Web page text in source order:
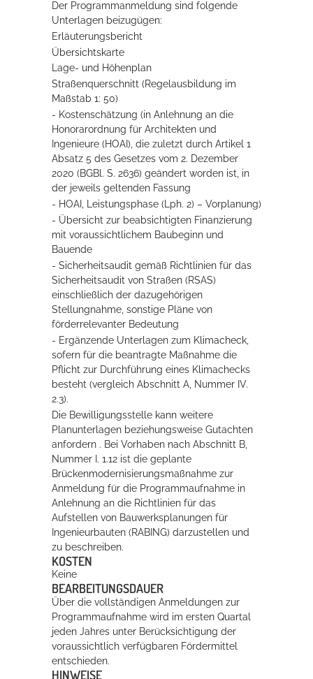
Der Programmanmeldung sind folgende
Unterlagen beizugügen:
Erläuterungsbericht
Übersichtskarte
Lage- und Höhenplan
Straßenquerschnitt (Regelausbildung im
Maßstab 1: 50)
- Kostenschätzung (in Anlehnung an die
Honorarordnung für Architekten und
Ingenieure (HOAI), die zuletzt durch Artikel 1
Absatz 5 des Gesetzes vom 2. Dezember
2020 (BGBl. S. 2636) geändert worden ist, in
der jeweils geltenden Fassung
- HOAI, Leistungsphase (Lph. 2) – Vorplanung)
- Übersicht zur beabsichtigten Finanzierung
mit voraussichtlichem Baubeginn und
Bauende
- Sicherheitsaudit gemäß Richtlinien für das
Sicherheitsaudit von Straßen (RSAS)
einschließlich der dazugehörigen
Stellungnahme, sonstige Pläne von
förderrelevanter Bedeutung
- Ergänzende Unterlagen zum Klimacheck,
sofern für die beantragte Maßnahme die
Pflicht zur Durchführung eines Klimachecks
besteht (vergleich Abschnitt A, Nummer IV.
2.3).
Die Bewilligungsstelle kann weitere
Planunterlagen beziehungsweise Gutachten
anfordern . Bei Vorhaben nach Abschnitt B,
Nummer I. 1.12 ist die geplante
Brückenmodernisierungsmaßnahme zur
Anmeldung für die Programmaufnahme in
Anlehnung an die Richtlinien für das
Aufstellen von Bauwerksplanungen für
Ingenieurbauten (RABING) darzustellen und
zu beschreiben.
KOSTEN
Keine
BEARBEITUNGSDAUER
Über die vollständigen Anmeldungen zur
Programmaufnahme wird im ersten Quartal
jeden Jahres unter Berücksichtigung der
voraussichtlich verfügbaren Fördermittel
entschieden.
HINWEISE